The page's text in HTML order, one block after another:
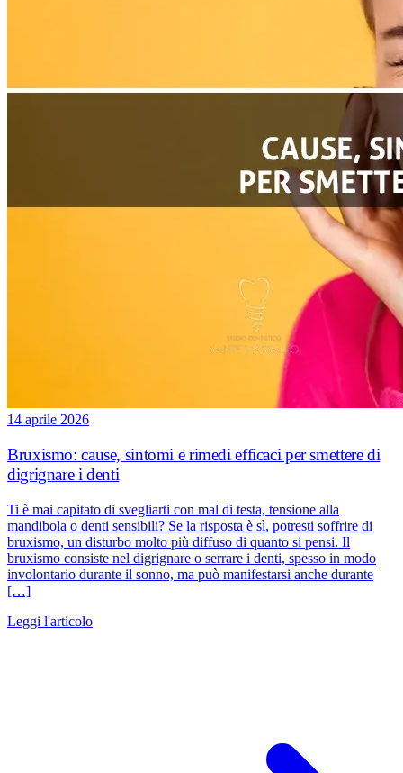
14 aprile 2026
Bruxismo: cause, sintomi e rimedi efficaci per smettere di
digrignare i denti
Ti è mai capitato di svegliarti con mal di testa, tensione alla
mandibola o denti sensibili? Se la risposta è sì, potresti soffrire di
bruxismo, un disturbo molto più diffuso di quanto si pensi. Il
bruxismo consiste nel digrignare o serrare i denti, spesso in modo
involontario durante il sonno, ma può manifestarsi anche durante
[…]
Leggi l'articolo